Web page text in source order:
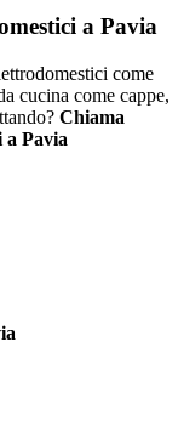
a Pavia
come
cucina come cappe,
Chiama
a Pavia